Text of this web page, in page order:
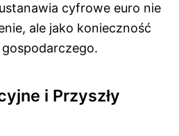
cyfrowe euro nie
ale jako konieczność
i Przyszły